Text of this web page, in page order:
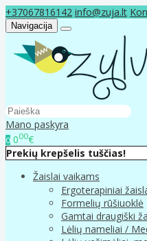
+37067816142 info@zuja.lt
Navigacija
Mano paskyra
0 000€
Prekių krepšelis tuščias!
Žaislai vaikams
Ergoterapiniai
Formelių rūšiuoklė
Gamtai draugiški
Lėlių nameliai /